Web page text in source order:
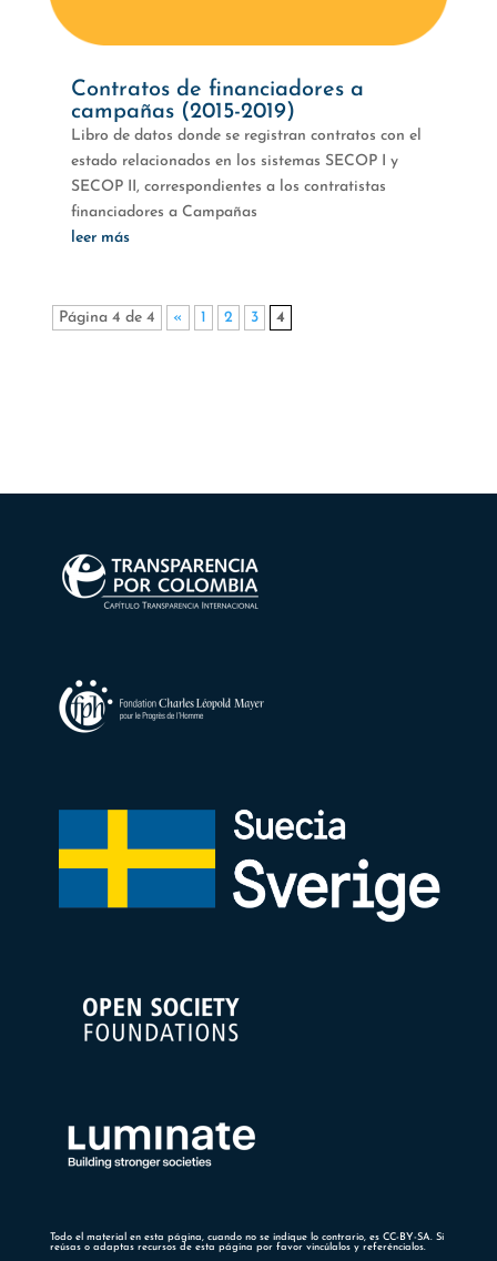
Contratos de financiadores a
campañas (2015-2019)
Libro de datos donde se registran contratos con el
estado relacionados en los sistemas SECOP I y
SECOP II, correspondientes a los contratistas
financiadores a Campañas
leer más
Página 4 de 4 « 1 2 3 4
Todo el material en esta página, cuando no se indique lo contrario, es CC-BY-SA. Si
reúsas o adaptas recursos de esta página por favor vincúlalos y referéncialos.